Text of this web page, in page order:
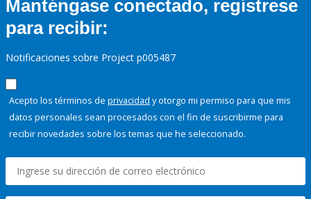
Manténgase conectado, regístrese
para recibir:
Notificaciones sobre Project p005487
Acepto los términos de privacidad y otorgo mi permiso para que mis
datos personales sean procesados con el fin de suscribirme para
recibir novedades sobre los temas que he seleccionado.